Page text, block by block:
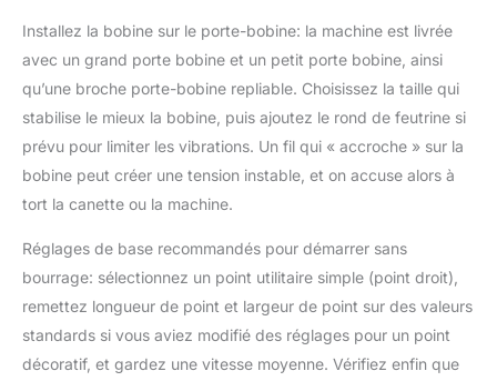
s'adaptent à de nombreuses marques courantes telles que
utilisation dans différents domaines de couture Règle de
mesure pratique incluse : une règle de mesure incluse vous
aide à mesurer et à l'alignement précis, ce qui facilite la
manipulation et favorise des coutures précises et régulières
Pointes tranchantes pour des résultats de couture propres : les
aiguilles finement aiguisées pénètrent facilement dans le tissu,
et créent un point uniforme pour un résultat final soigné pour
chaque projet
Installez la bobine sur le porte-bobine: la machine est livrée
avec un grand porte bobine et un petit porte bobine, ainsi
qu’une broche porte-bobine repliable. Choisissez la taille qui
stabilise le mieux la bobine, puis ajoutez le rond de feutrine si
prévu pour limiter les vibrations. Un fil qui « accroche » sur la
bobine peut créer une tension instable, et on accuse alors à
tort la canette ou la machine.
Réglages de base recommandés pour démarrer sans
bourrage: sélectionnez un point utilitaire simple (point droit),
remettez longueur de point et largeur de point sur des valeurs
standards si vous aviez modifié des réglages pour un point
décoratif, et gardez une vitesse moyenne. Vérifiez enfin que